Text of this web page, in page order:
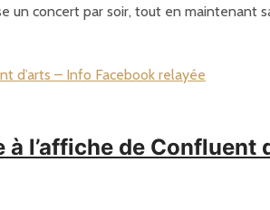
un concert par soir, tout en maintenant
à l’affiche de